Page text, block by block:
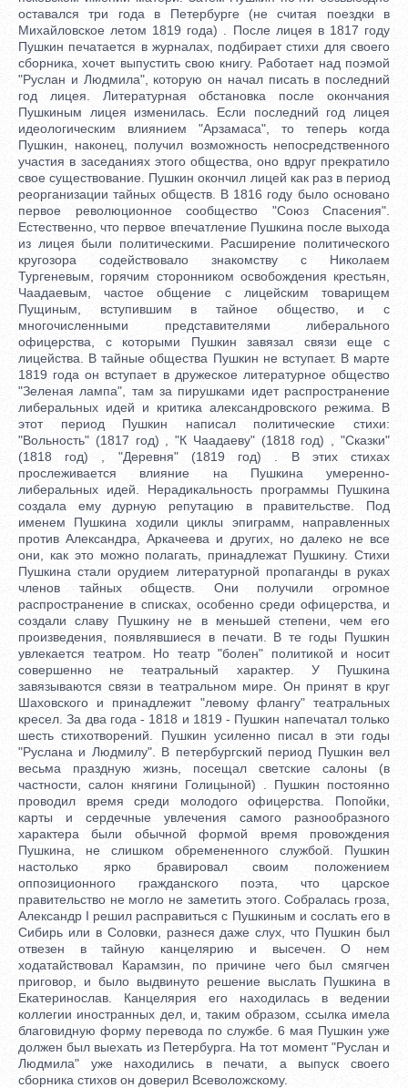
оставался три года в Петербурге (не считая поездки в
Михайловское летом 1819 года) . После лицея в 1817 году
Пушкин печатается в журналах, подбирает стихи для своего
сборника, хочет выпустить свою книгу. Работает над поэмой
"Руслан и Людмила", которую он начал писать в последний
год лицея. Литературная обстановка после окончания
Пушкиным лицея изменилась. Если последний год лицея
идеологическим влиянием "Арзамаса", то теперь когда
Пушкин, наконец, получил возможность непосредственного
участия в заседаниях этого общества, оно вдруг прекратило
свое существование. Пушкин окончил лицей как раз в период
реорганизации тайных обществ. В 1816 году было основано
первое революционное сообщество "Союз Спасения".
Естественно, что первое впечатление Пушкина после выхода
из лицея были политическими. Расширение политического
кругозора содействовало знакомству с Николаем
Тургеневым, горячим сторонником освобождения крестьян,
Чаадаевым, частое общение с лицейским товарищем
Пущиным, вступившим в тайное общество, и с
многочисленными представителями либерального
офицерства, с которыми Пушкин завязал связи еще с
лицейства. В тайные общества Пушкин не вступает. В марте
1819 года он вступает в дружеское литературное общество
"Зеленая лампа", там за пирушками идет распространение
либеральных идей и критика александровского режима. В
этот период Пушкин написал политические стихи:
"Вольность" (1817 год) , "К Чаадаеву" (1818 год) , "Сказки"
(1818 год) , "Деревня" (1819 год) . В этих стихах
прослеживается влияние на Пушкина умеренно-
либеральных идей. Нерадикальность программы Пушкина
создала ему дурную репутацию в правительстве. Под
именем Пушкина ходили циклы эпиграмм, направленных
против Александра, Аркачеева и других, но далеко не все
они, как это можно полагать, принадлежат Пушкину. Стихи
Пушкина стали орудием литературной пропаганды в руках
членов тайных обществ. Они получили огромное
распространение в списках, особенно среди офицерства, и
создали славу Пушкину не в меньшей степени, чем его
произведения, появлявшиеся в печати. В те годы Пушкин
увлекается театром. Но театр "болен" политикой и носит
совершенно не театральный характер. У Пушкина
завязываются связи в театральном мире. Он принят в круг
Шаховского и принадлежит "левому флангу" театральных
кресел. За два года - 1818 и 1819 - Пушкин напечатал только
шесть стихотворений. Пушкин усиленно писал в эти годы
"Руслана и Людмилу". В петербургский период Пушкин вел
весьма праздную жизнь, посещал светские салоны (в
частности, салон княгини Голицыной) . Пушкин постоянно
проводил время среди молодого офицерства. Попойки,
карты и сердечные увлечения самого разнообразного
характера были обычной формой время провождения
Пушкина, не слишком обремененного службой. Пушкин
настолько ярко бравировал своим положением
оппозиционного гражданского поэта, что царское
правительство не могло не заметить этого. Собралась гроза,
Александр I решил расправиться с Пушкиным и сослать его в
Сибирь или в Соловки, разнеся даже слух, что Пушкин был
отвезен в тайную канцелярию и высечен. О нем
ходатайствовал Карамзин, по причине чего был смягчен
приговор, и было выдвинуто решение выслать Пушкина в
Екатеринослав. Канцелярия его находилась в ведении
коллегии иностранных дел, и, таким образом, ссылка имела
благовидную форму перевода по службе. 6 мая Пушкин уже
должен был выехать из Петербурга. На тот момент "Руслан и
Людмила" уже находились в печати, а выпуск своего
сборника стихов он доверил Всеволожскому.